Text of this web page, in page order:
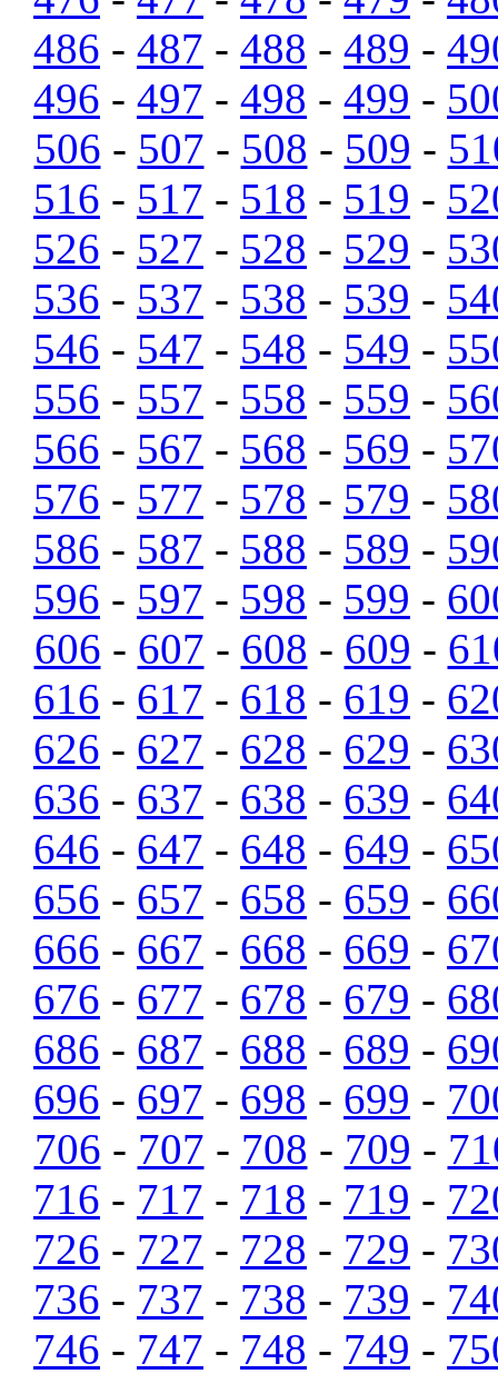
486 - 487 - 488 - 489 -
496 - 497 - 498 - 499 -
506 - 507 - 508 - 509 -
516 - 517 - 518 - 519 -
526 - 527 - 528 - 529 -
536 - 537 - 538 - 539 -
546 - 547 - 548 - 549 -
556 - 557 - 558 - 559 -
566 - 567 - 568 - 569 -
576 - 577 - 578 - 579 -
586 - 587 - 588 - 589 -
596 - 597 - 598 - 599 -
606 - 607 - 608 - 609 -
616 - 617 - 618 - 619 -
626 - 627 - 628 - 629 -
636 - 637 - 638 - 639 -
646 - 647 - 648 - 649 -
656 - 657 - 658 - 659 -
666 - 667 - 668 - 669 -
676 - 677 - 678 - 679 -
686 - 687 - 688 - 689 -
696 - 697 - 698 - 699 -
706 - 707 - 708 - 709 -
716 - 717 - 718 - 719 -
726 - 727 - 728 - 729 -
736 - 737 - 738 - 739 -
746 - 747 - 748 - 749 -